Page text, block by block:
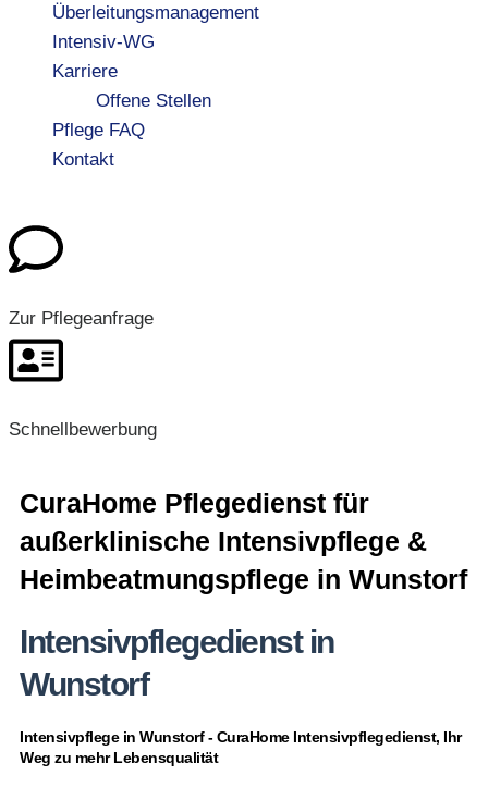
Überleitungsmanagement
Intensiv-WG
Karriere
Offene Stellen
Pflege FAQ
Kontakt
Zur Pflegeanfrage
Schnellbewerbung
CuraHome Pflegedienst für
außerklinische Intensivpflege &
Heimbeatmungspflege in Wunstorf
Intensivpflegedienst in
Wunstorf
Intensivpflege in Wunstorf - CuraHome Intensivpflegedienst, Ihr
Weg zu mehr Lebensqualität